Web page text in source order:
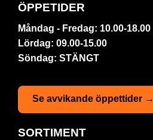
ÖPPETIDER
Måndag - Fredag: 10.00-18.00
Lördag: 09.00-15.00
Söndag: STÄNGT
Se avvikande öppettider →
SORTIMENT